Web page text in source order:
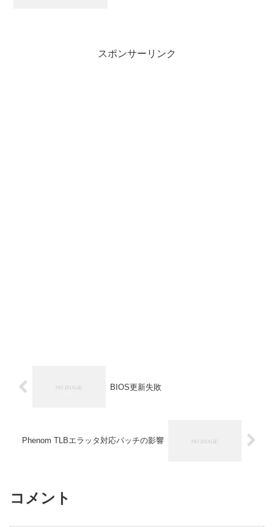
スポンサーリンク
BIOS更新失敗
Phenom TLBエラッタ対応パッチの影響
コメント